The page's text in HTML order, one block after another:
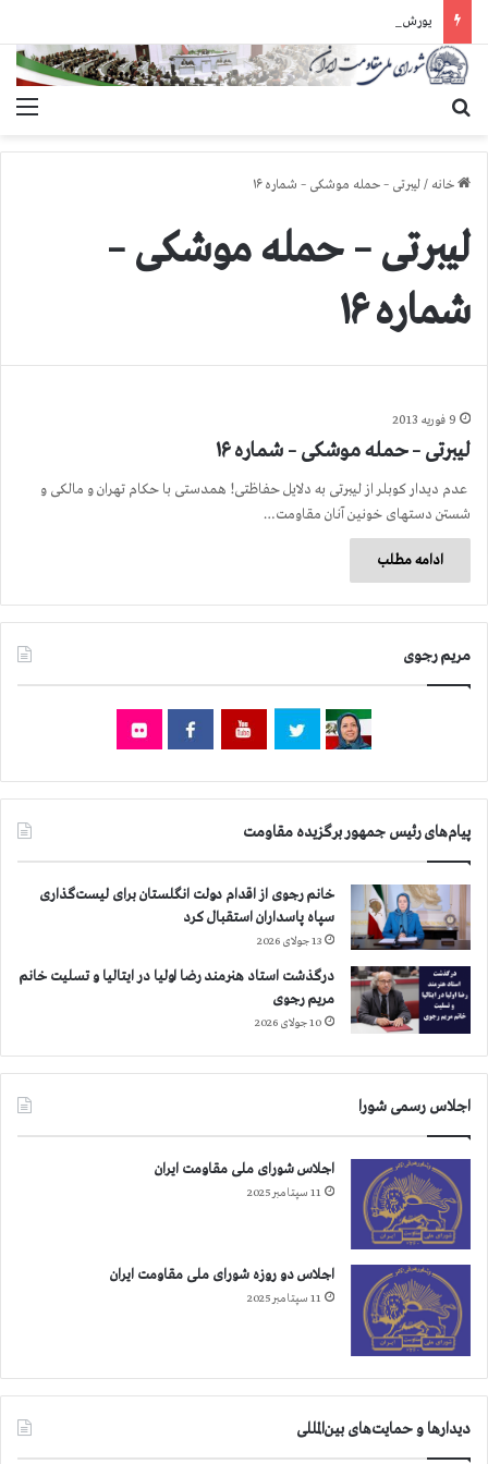
خانه /لیبرتی – حمله موشکی – شماره ۱۶
لیبرتی – حمله موشکی –
شماره ۱۶
9 فوریه 2013
لیبرتی – حمله موشکی – شماره ۱۶
عدم دیدار کوبلر از لیبرتی به دلایل حفاظتی! همدستی با حکام تهران و مالکی و
شستن دستهای خونین آنان مقاومت…
ادامه مطلب
مریم رجوی
پیام‌های رئیس جمهور برگزیده مقاومت
خانم رجوی از اقدام دولت انگلستان برای لیست‌گذاری
سپاه پاسداران استقبال کرد
13 جولای 2026
درگذشت استاد هنرمند رضا اولیا در ایتالیا و تسلیت خانم
مریم رجوی
10 جولای 2026
اجلاس رسمی شورا
اجلاس شورای ملی مقاومت ایران
11 سپتامبر 2025
اجلاس دو روزه شورای ملی مقاومت ایران
11 سپتامبر 2025
دیدارها و حمایت‌های بین‌المللی